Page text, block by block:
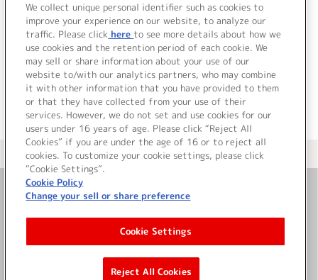
砂嵐
＜ BACK
＜ カタログサイト トップページへ
お問い合わせ
サイト利用について
We collect unique personal identifier such as cookies to
improve your experience on our website, to analyze our
traffic. Please click here to see more details about how we
use cookies and the retention period of each cookie. We
may sell or share information about your use of our
website to/with our analytics partners, who may combine
it with other information that you have provided to them
or that they have collected from your use of their
services. However, we do not set and use cookies for our
users under 16 years of age. Please click “Reject All
Cookies” if you are under the age of 16 or to reject all
cookies. To customize your cookie settings, please click
“Cookie Settings”.
Cookie Policy
Change your sell or share preference
Cookie Settings
Reject All Cookies